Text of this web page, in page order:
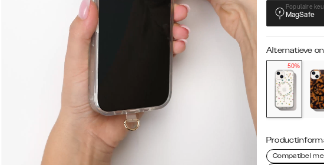
Populaire
MagSafe
Alternatieve
50%
Compatibel